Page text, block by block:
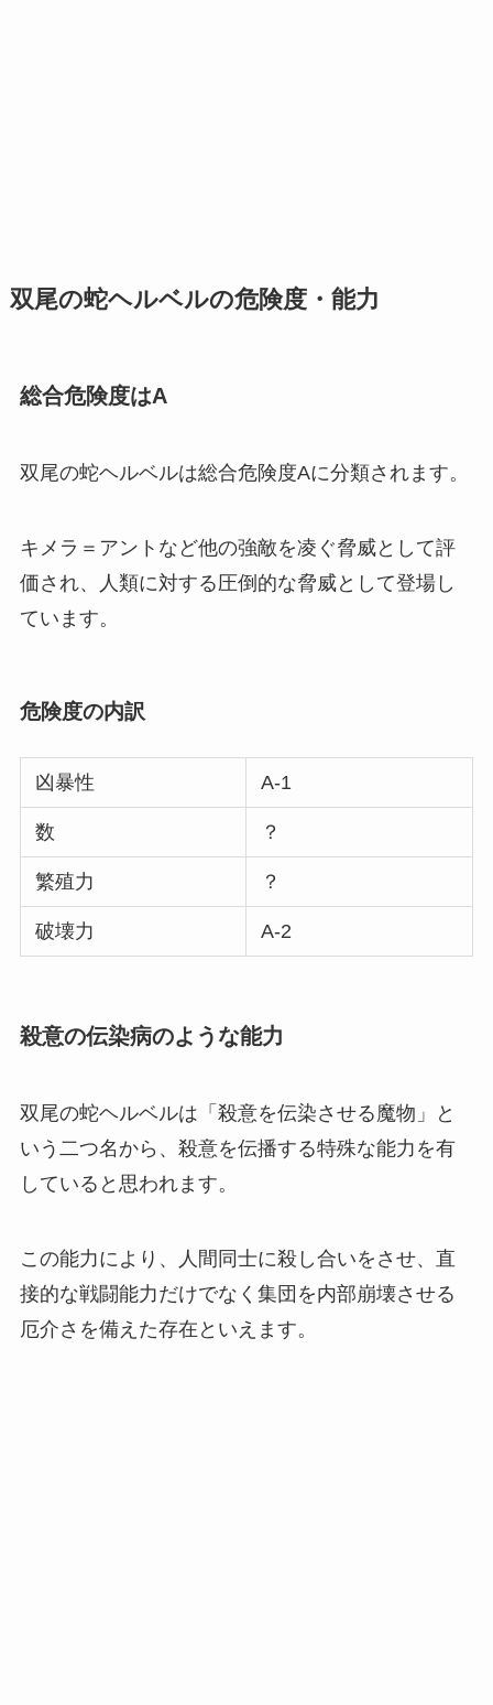
双尾の蛇ヘルベルの危険度・能力
総合危険度はA
双尾の蛇ヘルベルは総合危険度Aに分類されます。
キメラ＝アントなど他の強敵を凌ぐ脅威として評
価され、人類に対する圧倒的な脅威として登場し
ています。
危険度の内訳
凶暴性 A-1
数 ？
繁殖力 ？
破壊力 A-2
殺意の伝染病のような能力
双尾の蛇ヘルベルは「殺意を伝染させる魔物」と
いう二つ名から、殺意を伝播する特殊な能力を有
していると思われます。
この能力により、人間同士に殺し合いをさせ、直
接的な戦闘能力だけでなく集団を内部崩壊させる
厄介さを備えた存在といえます。